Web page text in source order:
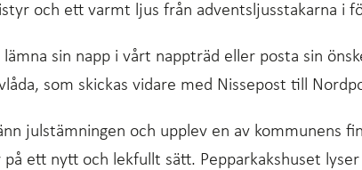
och ett varmt ljus från adventsljusstakarna i
lämna sin napp i vårt nappträd eller posta sin
som skickas vidare med Nissepost till
julstämningen och upplev en av kommunens
ett nytt och lekfullt sätt. Pepparkakshuset